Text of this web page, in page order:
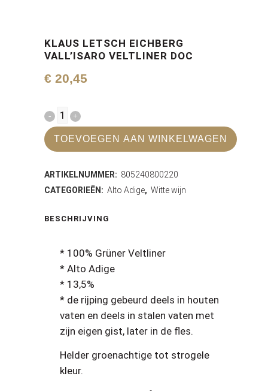
KLAUS LETSCH EICHBERG
VALL’ISARO VELTLINER DOC
€ 20,45
Klaus
Letsch
Vall'Isaro
DOC
quantity
TOEVOEGEN AAN WINKELWAGEN
ARTIKELNUMMER: 805240800220
CATEGORIEËN: Alto Adige, Witte wijn
BESCHRIJVING
* 100% Grüner Veltliner
* Alto Adige
* 13,5%
* de rijping gebeurd deels in houten
vaten en deels in stalen vaten met
zijn eigen gist, later in de fles.
Helder groenachtige tot strogele
kleur.